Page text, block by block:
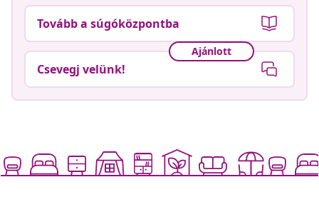
Tovább a súgóközpontba
Ajánlott
Csevegj velünk!